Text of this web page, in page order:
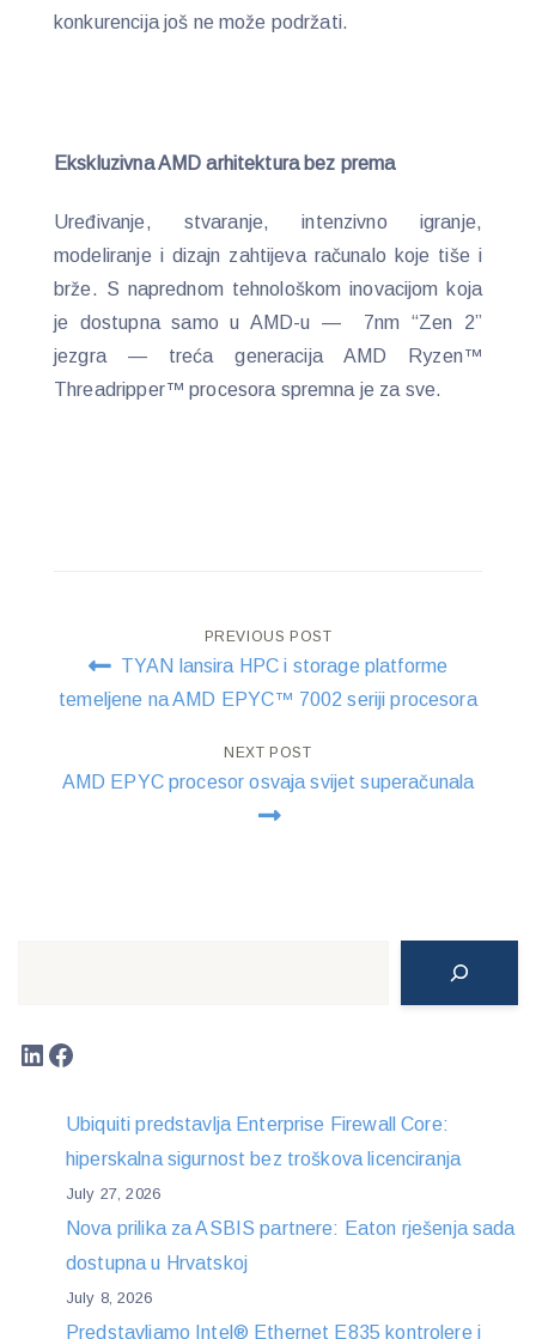
konkurencija još ne može podržati.
Ekskluzivna AMD arhitektura bez prema
Uređivanje, stvaranje, intenzivno igranje,
modeliranje i dizajn zahtijeva računalo koje tiše i
brže. S naprednom tehnološkom inovacijom koja
je dostupna samo u AMD-u — 7nm “Zen 2”
jezgra — treća generacija AMD Ryzen™
Threadripper™ procesora spremna je za sve.
Post
navigation
PREVIOUS POST
TYAN lansira HPC i storage platforme
temeljene na AMD EPYC™ 7002 seriji procesora
NEXT POST
AMD EPYC procesor osvaja svijet superačunala
LinkedIn
Facebook
Ubiquiti predstavlja Enterprise Firewall Core:
hiperskalna sigurnost bez troškova licenciranja
July 27, 2026
Nova prilika za ASBIS partnere: Eaton rješenja sada
dostupna u Hrvatskoj
July 8, 2026
Predstavljamo Intel® Ethernet E835 kontrolere i